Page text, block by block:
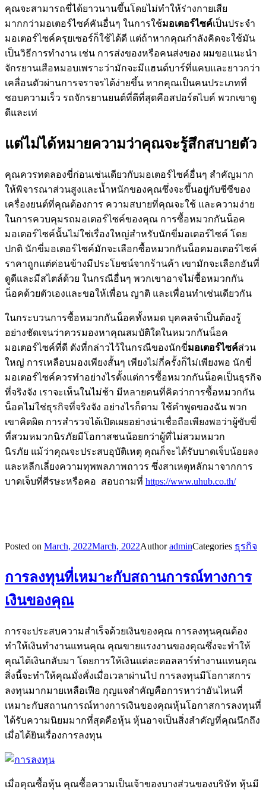
คุณจะสามารถขี่ได้ยาวนานขึ้นโดยไม่ทำให้ร่างกายเสีย
มากกว่ามอเตอร์ไซค์คันอื่นๆ ในการใช้มอเตอร์ไซค์เป็นประจำ
มอเตอร์ไซค์ครุยเซอร์ก็ใช้ได้ดี แต่ถ้าหากคุณกำลังคิดจะใช้มัน
เป็นวิธีการทำงาน เช่น การส่งของหรือคนส่งของ ผมขอแนะนำ
จักรยานเสือหมอบเพราะว่ามักจะมีแฮนด์บาร์ที่แคบและยาวกว่า
เคลื่อนตัวผ่านการจราจรได้ง่ายขึ้น หากคุณเป็นคนประเภทที่
ชอบความเร็ว รถจักรยานยนต์ที่ดีที่สุดคือสปอร์ตไบค์ พวกเขาดู
ดีและเท่
แต่ไม่ได้หมายความว่าคุณจะรู้สึกสบายตัว
คุณควรทดลองขี่ก่อนเช่นเดียวกับมอเตอร์ไซค์อื่นๆ สำคัญมาก
ให้พิจารณาส่วนสูงและน้ำหนักของคุณซึ่งจะขึ้นอยู่กับซีซีของ
เครื่องยนต์ที่คุณต้องการ ความสบายที่คุณจะใช้ และความง่าย
ในการควบคุมรถมอเตอร์ไซค์ของคุณ การซื้อหมวกกันน็อค
มอเตอร์ไซค์นั้นไม่ใช่เรื่องใหญ่สำหรับนักขี่มอเตอร์ไซค์ โดย
ปกติ นักขี่มอเตอร์ไซค์มักจะเลือกซื้อหมวกกันน็อคมอเตอร์ไซค์
ราคาถูกแต่ค่อนข้างมีประโยชน์จากร้านค้า เขามักจะเลือกอันที่
ดูดีและมีสไตล์ด้วย ในกรณีอื่นๆ พวกเขาอาจไม่ซื้อหมวกกัน
น็อคด้วยตัวเองและขอให้เพื่อน ญาติ และเพื่อนทำเช่นเดียวกัน
ในกระบวนการซื้อหมวกกันน็อคทั้งหมด บุคคลจำเป็นต้องรู้
อย่างชัดเจนว่าควรมองหาคุณสมบัติใดในหมวกกันน็อค
มอเตอร์ไซค์ที่ดี ดังที่กล่าวไว้ในกรณีของนักขี่มอเตอร์ไซค์ส่วน
ใหญ่ การเหลือบมองเพียงสั้นๆ เพียงไม่กี่ครั้งก็ไม่เพียงพอ นักขี่
มอเตอร์ไซค์ควรทำอย่างไรตั้งแต่การซื้อหมวกกันน็อคเป็นธุรกิจ
ที่จริงจัง เราจะเห็นในไม่ช้า มีหลายคนที่คิดว่าการซื้อหมวกกัน
น็อคไม่ใช่ธุรกิจที่จริงจัง อย่างไรก็ตาม ใช้คำพูดของฉัน พวก
เขาคิดผิด การสำรวจได้เปิดเผยอย่างน่าเชื่อถือเพียงพอว่าผู้ขับขี่
ที่สวมหมวกนิรภัยมีโอกาสชนน้อยกว่าผู้ที่ไม่สวมหมวก
นิรภัย แม้ว่าคุณจะประสบอุบัติเหตุ คุณก็จะได้รับบาดเจ็บน้อยลง
และหลีกเลี่ยงความทุพพลภาพถาวร ซึ่งสาเหตุหลักมาจากการ
บาดเจ็บที่ศีรษะหรือคอ สอบถามที่ https://www.uhub.co.th/
Posted on March, 2022March, 2022AuthoradminCategories ธุรกิจ
การลงทุนที่เหมาะกับสถานการณ์ทางการ
เงินของคุณ
การจะประสบความสำเร็จด้วยเงินของคุณ การลงทุนคุณต้อง
ทำให้เงินทำงานแทนคุณ คุณขายแรงงานของคุณซึ่งจะทำให้
คุณได้เงินกลับมา โดยการให้เงินแต่ละดอลลาร์ทำงานแทนคุณ
สิ่งนี้จะทำให้คุณมั่งคั่งเมื่อเวลาผ่านไป การลงทุนมีโอกาสการ
ลงทุนมากมายเหลือเฟือ กุญแจสำคัญคือการหาว่าอันไหนที่
เหมาะกับสถานการณ์ทางการเงินของคุณหุ้นโอกาสการลงทุนที่
ได้รับความนิยมมากที่สุดคือหุ้น หุ้นอาจเป็นสิ่งสำคัญที่คุณนึกถึง
เมื่อได้ยินเรื่องการลงทุน
เมื่อคุณซื้อหุ้น คุณซื้อความเป็นเจ้าของบางส่วนของบริษัท หุ้นมี